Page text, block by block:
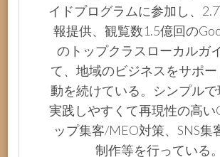
イドプログラムに参加し、
報提供、観覧数1.5億回の
のトップクラスローカルガ
て、地域のビジネスをサポ
動を続けている。シンプルで
実践しやすくて再現性の高い
ップ集客/MEO対策、SNS集
制作等を行っている。